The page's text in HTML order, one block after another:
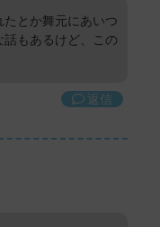
とか舞元にあいつ
もあるけど、この
返信